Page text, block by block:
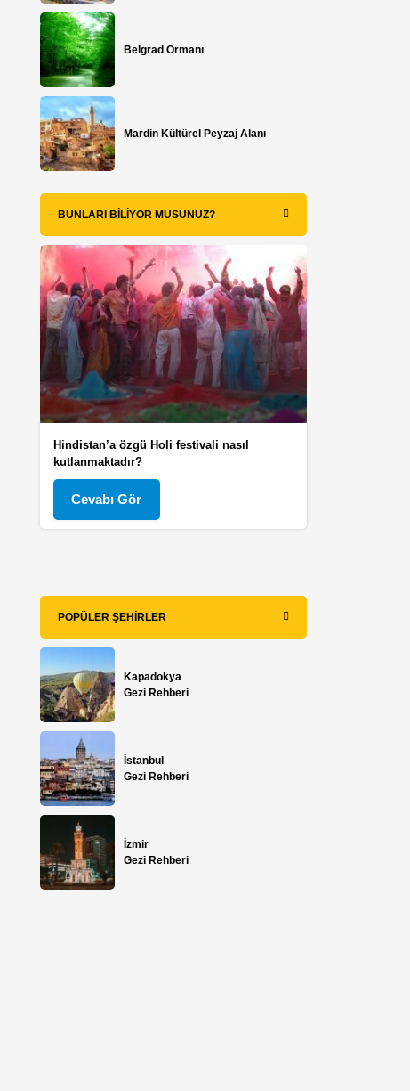
Belgrad Ormanı
Mardin Kültürel Peyzaj Alanı
BUNLARI BILIYOR MUSUNUZ?
Hindistan’a özgü Holi festivali nasıl
kutlanmaktadır?
Cevabı Gör
POPÜLER ŞEHIRLER
Kapadokya
Gezi Rehberi
İstanbul
Gezi Rehberi
İzmir
Gezi Rehberi